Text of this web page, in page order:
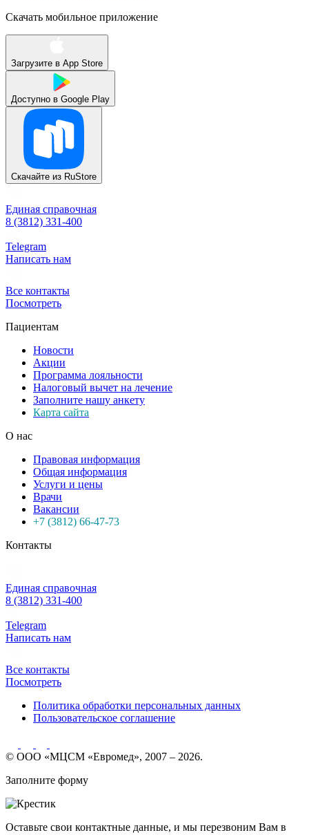
Скачать мобильное приложение
Загрузите в App Store
Доступно в Google Play
Скачайте из RuStore
Единая справочная
8 (3812) 331-400
Telegram
Написать нам
Все контакты
Посмотреть
Пациентам
Новости
Акции
Программа лояльности
Налоговый вычет на лечение
Заполните нашу анкету
Карта сайта
О нас
Правовая информация
Общая информация
Услуги и цены
Врачи
Вакансии
+7 (3812) 66-47-73
Контакты
Единая справочная
8 (3812) 331-400
Telegram
Написать нам
Все контакты
Посмотреть
Политика обработки персональных данных
Пользовательское соглашение
© ООО «МЦСМ «Евромед», 2007 – 2026.
Заполните форму
Оставьте свои контактные данные, и мы перезвоним Вам в